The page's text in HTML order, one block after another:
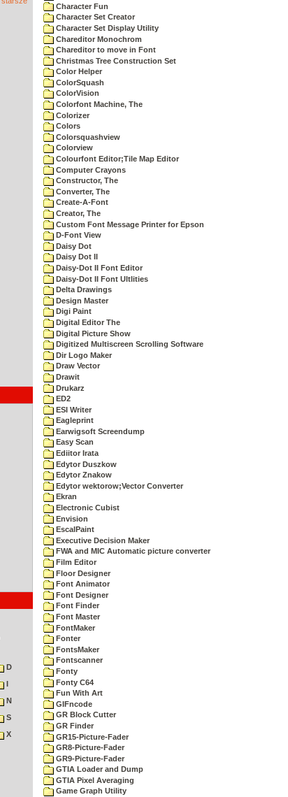
D
I
N
S
X
Character Fun
Character Set Creator
Character Set Display Utility
Chareditor Monochrom
Chareditor to move in Font
Christmas Tree Construction Set
Color Helper
ColorSquash
ColorVision
Colorfont Machine, The
Colorizer
Colors
Colorsquashview
Colorview
Colourfont Editor;Tile Map Editor
Computer Crayons
Constructor, The
Converter, The
Create-A-Font
Creator, The
Custom Font Message Printer for Epson
D-Font View
Daisy Dot
Daisy Dot II
Daisy-Dot II Font Editor
Daisy-Dot II Font Ultlities
Delta Drawings
Design Master
Digi Paint
Digital Editor The
Digital Picture Show
Digitized Multiscreen Scrolling Software
Dir Logo Maker
Draw Vector
Drawit
Drukarz
ED2
ESI Writer
Eagleprint
Earwigsoft Screendump
Easy Scan
Ediitor Irata
Edytor Duszkow
Edytor Znakow
Edytor wektorow;Vector Converter
Ekran
Electronic Cubist
Envision
EscalPaint
Executive Decision Maker
FWA and MIC Automatic picture converter
Film Editor
Floor Designer
Font Animator
Font Designer
Font Finder
Font Master
FontMaker
Fonter
FontsMaker
Fontscanner
Fonty
Fonty C64
Fun With Art
GIFncode
GR Block Cutter
GR Finder
GR15-Picture-Fader
GR8-Picture-Fader
GR9-Picture-Fader
GTIA Loader and Dump
GTIA Pixel Averaging
Game Graph Utility